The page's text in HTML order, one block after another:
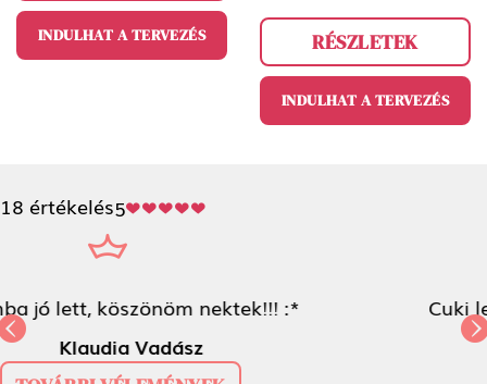
INDULHAT A TERVEZÉS RÉSZLETEK
INDULHAT A TERVEZÉS
18 értékelés5
Cuki lett a tok a kiscicámról!!!
Kata Napos
Previous